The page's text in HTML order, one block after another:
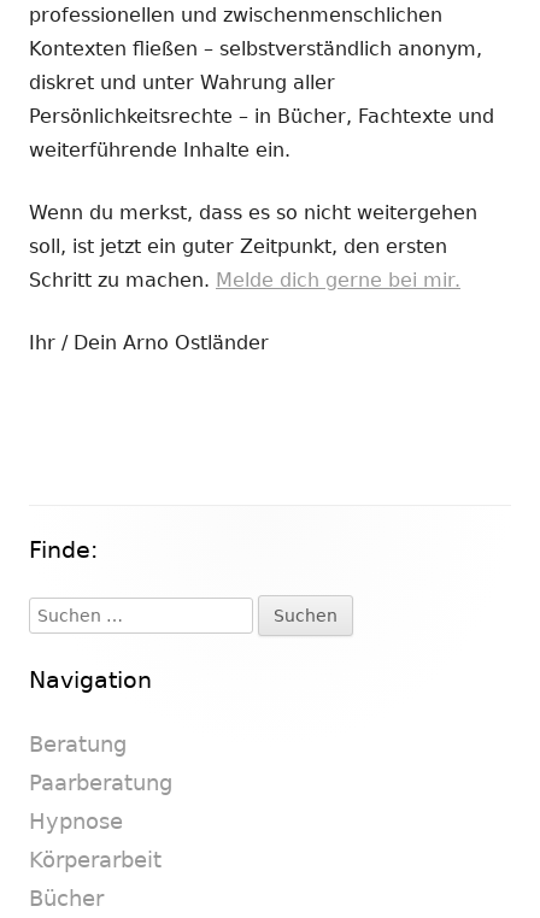
neuem
Fenster
öffnen
professionellen und zwischenmenschlichen
Kontexten fließen – selbstverständlich anonym,
diskret und unter Wahrung aller
Persönlichkeitsrechte – in Bücher, Fachtexte und
weiterführende Inhalte ein.
Wenn du merkst, dass es so nicht weitergehen
soll, ist jetzt ein guter Zeitpunkt, den ersten
Schritt zu machen. Melde dich gerne bei mir.
Ihr / Dein Arno Ostländer
Haupt-
Seitenleiste
Finde:
Suchen
nach:
Navigation
Beratung
Paarberatung
Hypnose
Körperarbeit
Bücher